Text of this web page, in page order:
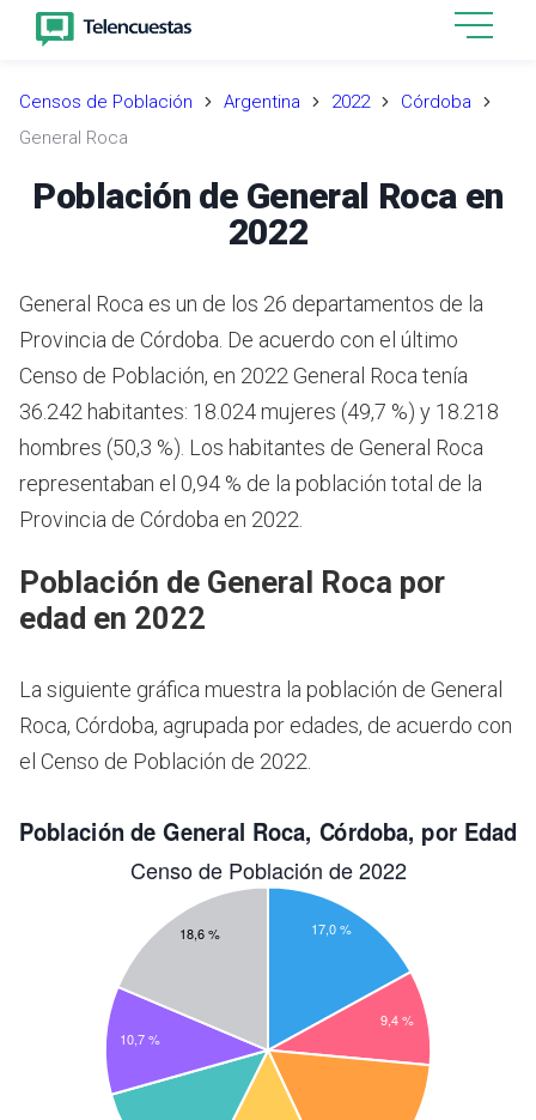
Censos de Población Argentina 2022
Córdoba
General Roca
Población de General Roca en
2022
General Roca es un de los 26 departamentos de la
Provincia de Córdoba. De acuerdo con el último
Censo de Población, en 2022 General Roca tenía
36.242 habitantes: 18.024 mujeres (49,7 %) y 18.218
hombres (50,3 %). Los habitantes de General Roca
representaban el 0,94 % de la población total de la
Provincia de Córdoba en 2022.
Población de General Roca por
edad en 2022
La siguiente gráfica muestra la población de General
Roca, Córdoba, agrupada por edades, de acuerdo con
el Censo de Población de 2022.